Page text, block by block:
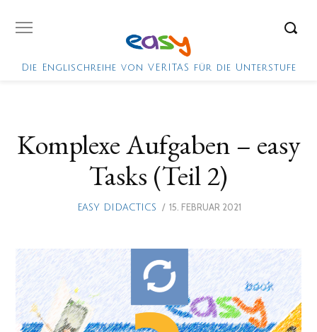
Die Englischreihe von VERITAS für die Unterstufe
Komplexe Aufgaben – easy
Tasks (Teil 2)
EASY DIDACTICS
POSTED
15. FEBRUAR 2021